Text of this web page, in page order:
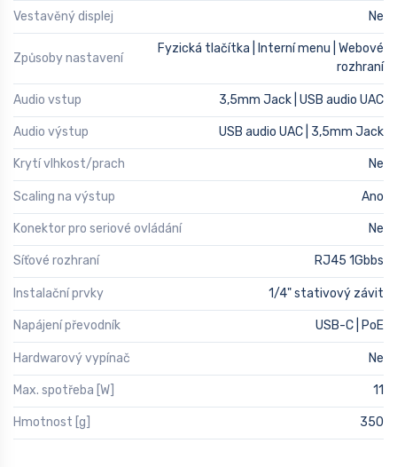
Vestavěný displej Ne
Způsoby nastavení
Fyzická tlačítka | Interní menu | Webové
rozhraní
Audio vstup 3,5mm Jack | USB audio UAC
Audio výstup USB audio UAC | 3,5mm Jack
Krytí vlhkost/prach Ne
Scaling na výstup Ano
Konektor pro seriové ovládání Ne
Síťové rozhraní RJ45 1Gbbs
Instalační prvky 1/4" stativový závit
Napájení převodník USB-C | PoE
Hardwarový vypínač Ne
Max. spotřeba [W] 11
Hmotnost [g] 350